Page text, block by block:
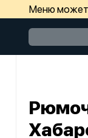
Меню может